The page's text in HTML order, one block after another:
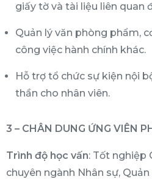
giấy tờ và tài liệu liên quan
Quản lý văn phòng phẩm,
công việc hành chính khác.
Hỗ trợ tổ chức sự kiện nội
thần cho nhân viên.
3 – CHÂN DUNG ỨNG VIÊN
Trình độ học vấn: Tốt nghiệp
chuyên ngành Nhân sự,